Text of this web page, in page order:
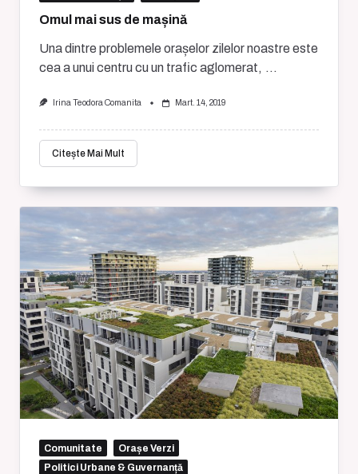
Omul mai sus de mașină
Una dintre problemele orașelor zilelor noastre este
cea a unui centru cu un trafic aglomerat, ...
Irina Teodora Comanita Mart. 14, 2019
Citește Mai Mult
Comunitate
Orașe Verzi
Politici Urbane & Guvernanță